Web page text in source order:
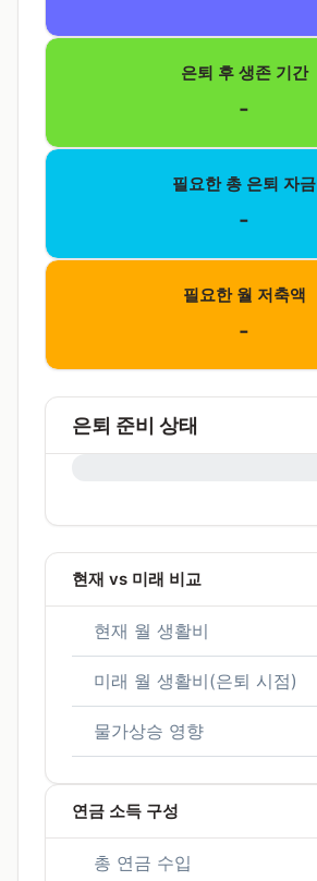
은퇴 후 생존 기간
-
필요한 총 은퇴 자금
-
필요한 월 저축액
-
은퇴 준비 상태
현재 vs 미래 비교
현재 월 생활비
미래 월 생활비(은퇴 시점)
물가상승 영향
연금 소득 구성
총 연금 수입